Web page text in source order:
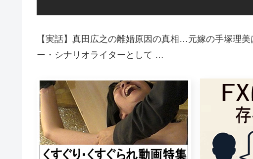
【実話】真田広之の離婚原因の真相…元嫁の手塚理
ー・シナリオライターとして …